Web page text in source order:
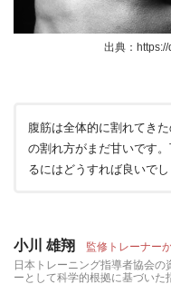
出典：
腹筋は全体的に割れてき
の割れ方がまだ甘いです
るにはどうすれば良いでし
小川 雄翔 監修トレーナー
日本トレーニング指導者協会の
ーとして科学的根拠に基づいた